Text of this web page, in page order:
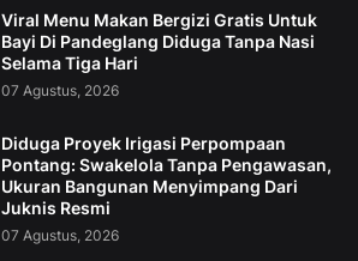
Viral Menu Makan Bergizi Gratis Untuk
Bayi Di Pandeglang Diduga Tanpa Nasi
Selama Tiga Hari
07 Agustus, 2026
Diduga Proyek Irigasi Perpompaan
Pontang: Swakelola Tanpa Pengawasan,
Ukuran Bangunan Menyimpang Dari
Juknis Resmi
07 Agustus, 2026